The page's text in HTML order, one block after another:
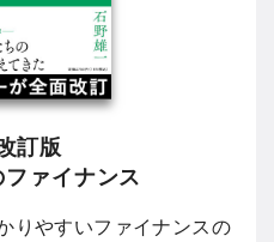
訂版
ァイナンス
りやすいファイナンスの